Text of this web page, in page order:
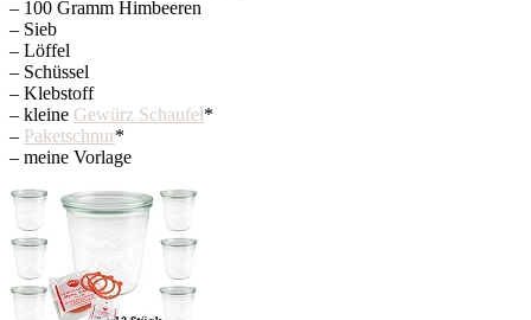
– 100 Gramm Himbeeren
– Sieb
– Löffel
– Schüssel
– Klebstoff
– kleine Gewürz Schaufel*
– Paketschnur*
– meine Vorlage